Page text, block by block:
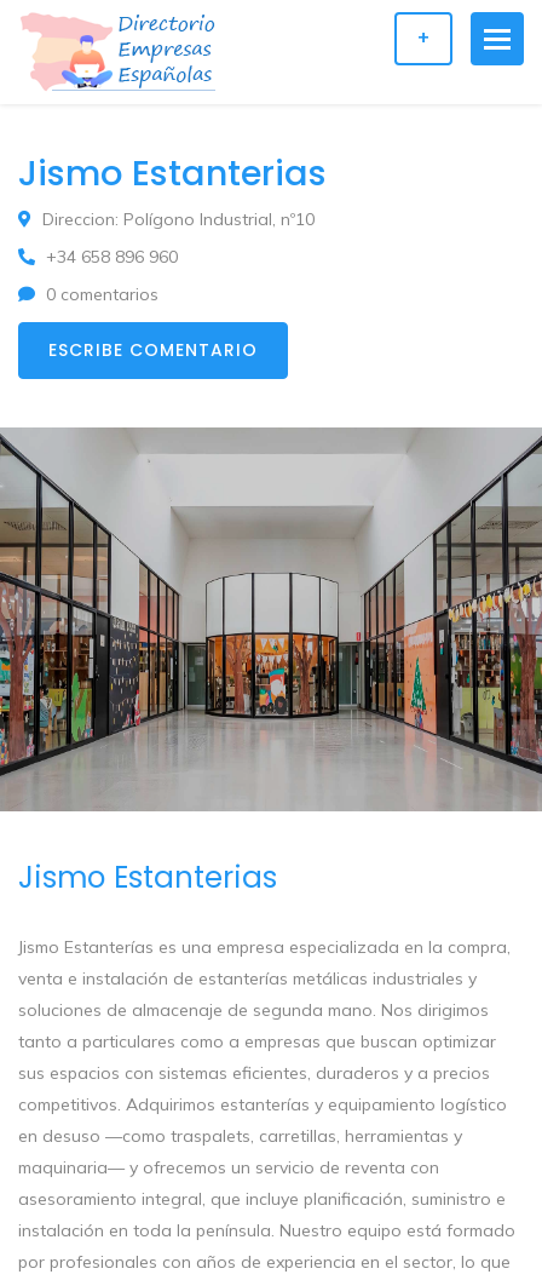
+
Jismo Estanterias
Direccion: Polígono Industrial, nº10
+34 658 896 960
0 comentarios
ESCRIBE COMENTARIO
Jismo Estanterias
Jismo Estanterías es una empresa especializada en la compra,
venta e instalación de estanterías metálicas industriales y
soluciones de almacenaje de segunda mano. Nos dirigimos
tanto a particulares como a empresas que buscan optimizar
sus espacios con sistemas eficientes, duraderos y a precios
competitivos. Adquirimos estanterías y equipamiento logístico
en desuso —como traspalets, carretillas, herramientas y
maquinaria— y ofrecemos un servicio de reventa con
asesoramiento integral, que incluye planificación, suministro e
instalación en toda la península. Nuestro equipo está formado
por profesionales con años de experiencia en el sector, lo que